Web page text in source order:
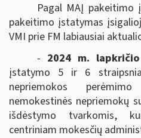
Pagal MAĮ pakeitimo
pakeitimo įstatymas
VMI prie FM labiausiai
- 2024 m.
įstatymo 5 ir 6
nepriemokos
nemokestinės nepriemokų
išdėstymo tvarkomis,
centriniam mokesčių